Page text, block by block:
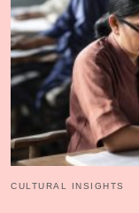
CULTURAL INSIGHTS